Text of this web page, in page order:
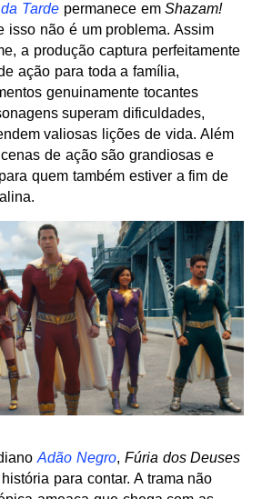
Tarde permanece emShazam!
isso não é um problema. Assim
a produção captura perfeitamente
ação para toda a família,
genuinamente tocantes
superam dificuldades,
valiosas lições de vida. Além
de ação são grandiosas e
quem também estiver a fim de
Adão Negro, Fúria dos Deuses
para contar. A trama não